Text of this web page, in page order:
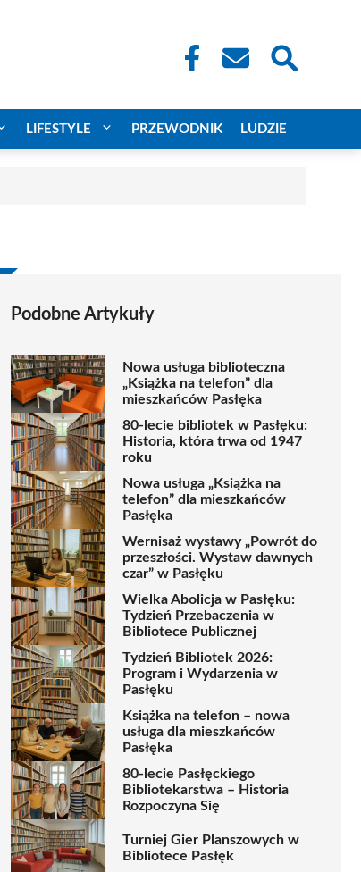
LIFESTYLE PRZEWODNIK LUDZIE
Podobne Artykuły
Nowa usługa biblioteczna
„Książka na telefon” dla
mieszkańców Pasłęka
80-lecie bibliotek w Pasłęku:
Historia, która trwa od 1947
roku
Nowa usługa „Książka na
telefon” dla mieszkańców
Pasłęka
Wernisaż wystawy „Powrót do
przeszłości. Wystaw dawnych
czar” w Pasłęku
Wielka Abolicja w Pasłęku:
Tydzień Przebaczenia w
Bibliotece Publicznej
Tydzień Bibliotek 2026:
Program i Wydarzenia w
Pasłęku
Książka na telefon – nowa
usługa dla mieszkańców
Pasłęka
80-lecie Pasłęckiego
Bibliotekarstwa – Historia
Rozpoczyna Się
Turniej Gier Planszowych w
Bibliotece Pasłęk